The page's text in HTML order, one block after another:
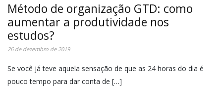
Método de organização GTD: como
aumentar a produtividade nos
estudos?
26 de dezembro de 2019
Se você já teve aquela sensação de que as 24 horas do dia é
pouco tempo para dar conta de […]